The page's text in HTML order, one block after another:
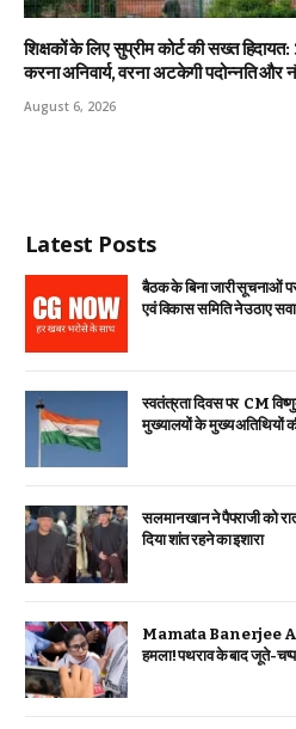
शिक्षकों के लिए सुप्रीम कोर्ट की सख्त
करना अनिवार्य, वरना अटकेगी पदोन्नति और
August 6, 2026
Latest Posts
बैठक के बिना जारी सूचनाओं
एवं विकास समिति ने उठाए
स्वतंत्रता दिवस पर CM
मुख्यालयों के मुख्य अतिथियों
सलमान खान ने पैपराजी को
दिया शांत रहने का इशारा
Mamata Banerjee
हमला! पथराव के बाद जूते-